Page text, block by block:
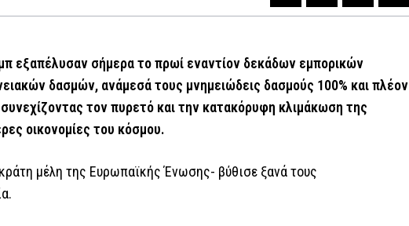
εξαπέλυσαν σήμερα το πρωί εναντίον δεκάδων εμπορικών
δασμών, ανάμεσά τους μνημειώδεις δασμούς 100% και πλέον
τον πυρετό και την κατακόρυφη κλιμάκωση της
οικονομίες του κόσμου.
μέλη της Ευρωπαϊκής Ένωσης- βύθισε ξανά τους